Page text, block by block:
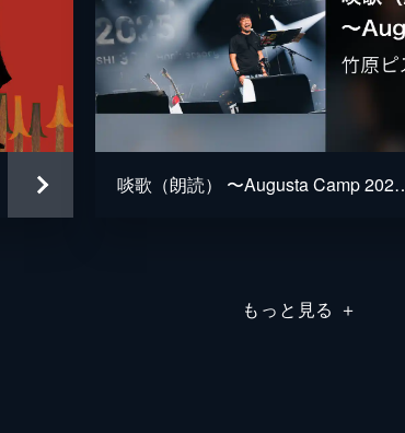
啖歌（朗読）
もっと見る ＋